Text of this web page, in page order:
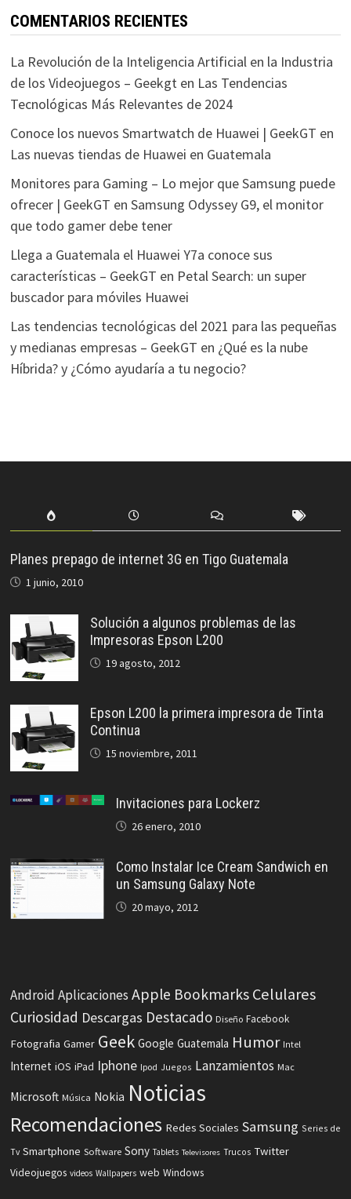
COMENTARIOS RECIENTES
La Revolución de la Inteligencia Artificial en la Industria
de los Videojuegos – Geekgten Las Tendencias
Tecnológicas Más Relevantes de 2024
Conoce los nuevos Smartwatch de Huawei | GeekGT en
Las nuevas tiendas de Huawei en Guatemala
Monitores para Gaming – Lo mejor que Samsung puede
ofrecer | GeekGT en Samsung Odyssey G9, el monitor
que todo gamer debe tener
Llega a Guatemala el Huawei Y7a conoce sus
características – GeekGT en Petal Search: un super
buscador para móviles Huawei
Las tendencias tecnológicas del 2021 para las pequeñas
y medianas empresas – GeekGT en ¿Qué es la nube
Híbrida? y ¿Cómo ayudaría a tu negocio?
Planes prepago de internet 3G en Tigo Guatemala
1 junio, 2010
Solución a algunos problemas de las
Impresoras Epson L200
19 agosto, 2012
Epson L200 la primera impresora de Tinta
Continua
15 noviembre, 2011
Invitaciones para Lockerz
26 enero, 2010
Como Instalar Ice Cream Sandwich en
un Samsung Galaxy Note
20 mayo, 2012
Android Aplicaciones Apple Bookmarks Celulares
Curiosidad Descargas Destacado Diseño Facebook
Fotografia Gamer Geek Google Guatemala Humor Intel
Internet iOS iPad Iphone Ipod Juegos Lanzamientos Mac
Microsoft Música Nokia Noticias
Recomendaciones Redes Sociales Samsung Series de
Tv Smartphone Software Sony Tablets Televisores Trucos Twitter
Videojuegos videos Wallpapers web Windows